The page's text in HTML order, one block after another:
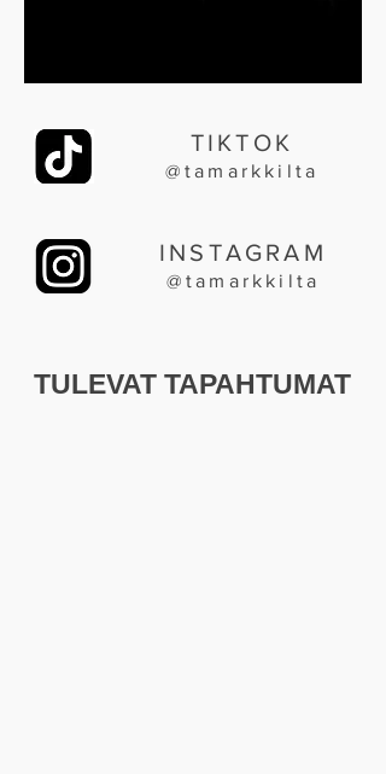
TIKTOK
@tamarkkilta
INSTAGRAM
@tamarkkilta
TULEVAT TAPAHTUMAT